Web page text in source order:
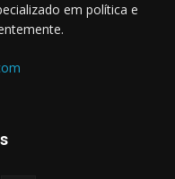
em política e